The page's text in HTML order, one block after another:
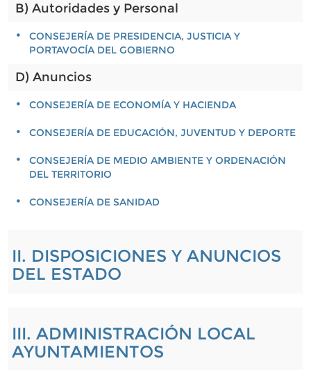
B) Autoridades y Personal
CONSEJERÍA DE PRESIDENCIA, JUSTICIA Y
PORTAVOCÍA DEL GOBIERNO
D) Anuncios
CONSEJERÍA DE ECONOMÍA Y HACIENDA
CONSEJERÍA DE EDUCACIÓN, JUVENTUD Y DEPORTE
CONSEJERÍA DE MEDIO AMBIENTE Y ORDENACIÓN
DEL TERRITORIO
CONSEJERÍA DE SANIDAD
II. DISPOSICIONES Y ANUNCIOS
DEL ESTADO
III. ADMINISTRACIÓN LOCAL
AYUNTAMIENTOS